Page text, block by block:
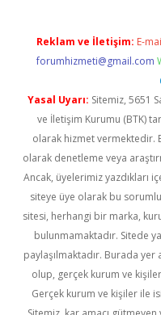
Reklam ve İletişim: E-
forumhizmeti@gmail.com
Yasal Uyarı: Sitemiz, 5651
ve İletişim Kurumu (BTK)
olarak hizmet vermektedir.
olarak denetleme veya
Ancak, üyelerimiz yazdıkları
siteye üye olarak bu
sitesi, herhangi bir marka,
bulunmamaktadır. Sitede
paylaşılmaktadır. Burada
olup, gerçek kurum ve
Gerçek kurum ve kişiler ile